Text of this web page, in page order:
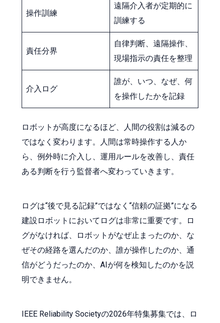
操作訓練
遠隔介入者が定期的に
訓練する
責任分界
自律判断、遠隔操作、
現場指示の責任を整理
介入ログ
誰が、いつ、なぜ、何
を操作したかを記録
ロボットが高度になるほど、人間の役割は減るの
ではなく変わります。人間は常時操作する人か
ら、例外時に介入し、運用ルールを改善し、責任
ある判断を行う監督者へ変わっていきます。
ログは“後で見る記録”ではなく“信頼の証拠”になる
建設ロボットにおいてログは非常に重要です。ロ
グがなければ、ロボットがなぜ止まったのか、な
ぜその経路を選んだのか、誰が操作したのか、通
信がどうだったのか、AIが何を検知したのかを説
明できません。
IEEE Reliability Societyの2026年特集募集では、ロ